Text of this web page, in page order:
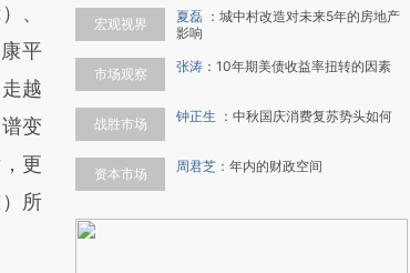
而
财
比
、
平
越
变
更
所
宏观视界 夏磊 ： 城中村改造对未来5年的房地产
影响
市场观察 张涛 ： 10年期美债收益率扭转的因素
战胜市场 钟正生 ： 中秋国庆消费复苏势头如何
资本市场 周君芝 ： 年内的财政空间